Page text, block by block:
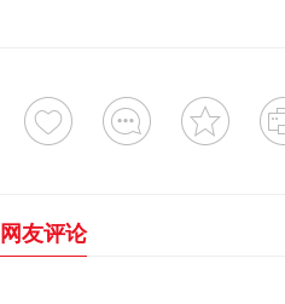
网友评论